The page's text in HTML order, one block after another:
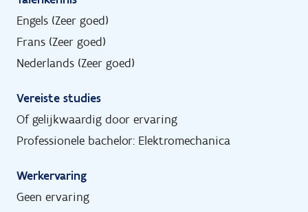
Engels (Zeer goed)
Frans (Zeer goed)
Nederlands (Zeer goed)
Vereiste studies
Of gelijkwaardig door ervaring
Professionele bachelor: Elektromechanica
Werkervaring
Geen ervaring